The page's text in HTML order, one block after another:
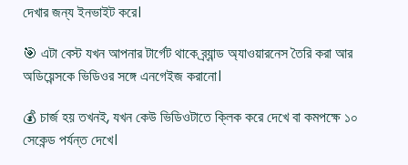
দেখার জন্য ইনভাইট করে।
🎯 এটা বেস্ট যখন আপনার টার্গেট থাকে ব্র্যান্ড অ্যাওয়ারনেস তৈরি করা আর
অডিয়েন্সকে ভিডিওর সঙ্গে এনগেইজ করানো।
💰 চার্জ হয় তখনই, যখন কেউ ভিডিওটাতে ক্লিক করে দেখে বা কমপক্ষে ১০
সেকেন্ড পর্যন্ত দেখে।